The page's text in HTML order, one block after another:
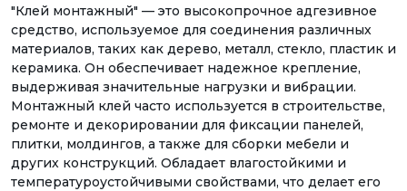
"Клей монтажный" — это высокопрочное адгезивное
средство, используемое для соединения различных
материалов, таких как дерево, металл, стекло, пластик и
керамика. Он обеспечивает надежное крепление,
выдерживая значительные нагрузки и вибрации.
Монтажный клей часто используется в строительстве,
ремонте и декорировании для фиксации панелей,
плитки, молдингов, а также для сборки мебели и
других конструкций. Обладает влагостойкими и
температуроустойчивыми свойствами, что делает его